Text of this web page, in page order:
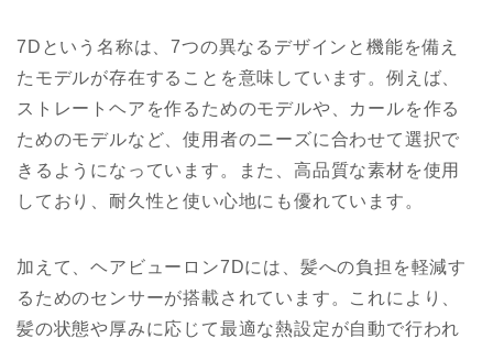
7Dという名称は、7つの異なるデザインと機能を備え
たモデルが存在することを意味しています。例えば、
ストレートヘアを作るためのモデルや、カールを作る
ためのモデルなど、使用者のニーズに合わせて選択で
きるようになっています。また、高品質な素材を使用
しており、耐久性と使い心地にも優れています。
加えて、ヘアビューロン7Dには、髪への負担を軽減す
るためのセンサーが搭載されています。これにより、
髪の状態や厚みに応じて最適な熱設定が自動で行われ